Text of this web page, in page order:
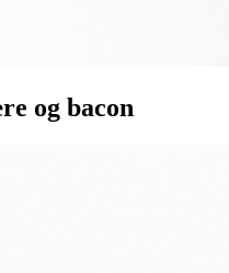
og bacon